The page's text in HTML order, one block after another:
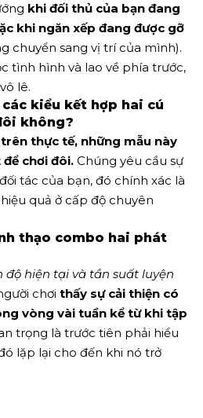
khi đối thủ của bạn đang
khi ngăn xếp đang được gỡ
chuyển sang vị trí của mình).
tình hình và lao về phía trước,
lê.
kiểu kết hợp hai cú
không?
thực tế, những mẫu này
chơi đôi. Chúng yêu cầu sự
tác của bạn, đó chính xác là
quả ở cấp độ chuyên
thạo combo hai phát
độ hiện tại và tần suất luyện
chơi thấy sự cải thiện có
vòng vài tuần kể từ khi tập
trọng là trước tiên phải hiểu
lặp lại cho đến khi nó trở